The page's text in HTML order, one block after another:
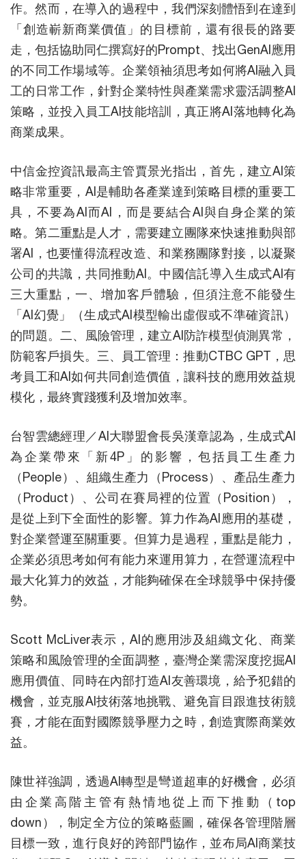
作。然而，在導入的過程中，我們深刻體悟到在達到
「創造嶄新商業價值」的目標前，還有很長的路要
走，包括協助同仁撰寫好的Prompt、找出GenAI應用
的不同工作場域等。企業領袖須思考如何將AI融入員
工的日常工作，針對企業特性與產業需求靈活調整AI
策略，並投入員工AI技能培訓，真正將AI落地轉化為
商業成果。
中信金控資訊最高主管賈景光指出，首先，建立AI策
略非常重要，AI是輔助各產業達到策略目標的重要工
具，不要為AI而AI，而是要結合AI與自身企業的策
略。第二重點是人才，需要建立團隊來快速推動與部
署AI，也要懂得流程改造、和業務團隊對接，以凝聚
公司的共識，共同推動AI。中國信託導入生成式AI有
三大重點，一、增加客戶體驗，但須注意不能發生
「AI幻覺」（生成式AI模型輸出虛假或不準確資訊）
的問題。二、風險管理，建立AI防詐模型偵測異常，
防範客戶損失。三、員工管理：推動CTBC GPT，思
考員工和AI如何共同創造價值，讓科技的應用效益規
模化，最終實踐獲利及增加效率。
台智雲總經理／AI大聯盟會長吳漢章認為，生成式AI
為企業帶來「新4P」的影響，包括員工生產力
（People）、組織生產力（Process）、產品生產力
（Product）、公司在賽局裡的位置（Position），
是從上到下全面性的影響。算力作為AI應用的基礎，
對企業營運至關重要。但算力是過程，重點是能力，
企業必須思考如何有能力來運用算力，在營運流程中
最大化算力的效益，才能夠確保在全球競爭中保持優
勢。
Scott McLiver表示，AI的應用涉及組織文化、商業
策略和風險管理的全面調整，臺灣企業需深度挖掘AI
應用價值、同時在內部打造AI友善環境，給予犯錯的
機會，並克服AI技術落地挑戰、避免盲目跟進技術競
賽，才能在面對國際競爭壓力之時，創造實際商業效
益。
陳世祥強調，透過AI轉型是彎道超車的好機會，必須
由企業高階主管有熱情地從上而下推動（top
down），制定全方位的策略藍圖，確保各管理階層
目標一致，進行良好的跨部門協作，並布局AI商業技